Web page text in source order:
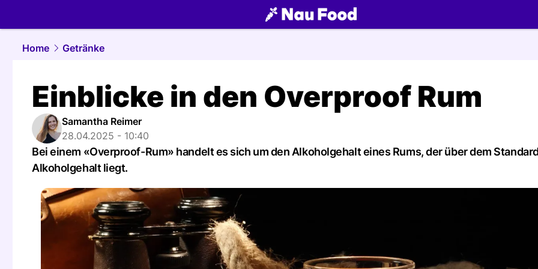
food.NAU.ch
Home
Getränke
Einblicke in den Overproof Rum
Samantha Reimer
28.04.2025 - 10:40
Bei einem «Overproof-Rum» handelt es sich um den Alkoholgehalt eines Rums, der über dem
Alkoholgehalt liegt.